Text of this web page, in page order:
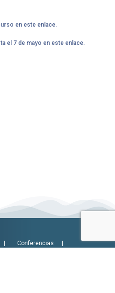
en este enlace.
el 7 de mayo en este enlace.
Conferencias